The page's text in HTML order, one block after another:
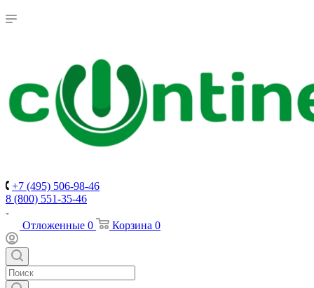
+7 (495) 506-98-46
8 (800) 551-35-46
Отложенные 0 Корзина 0